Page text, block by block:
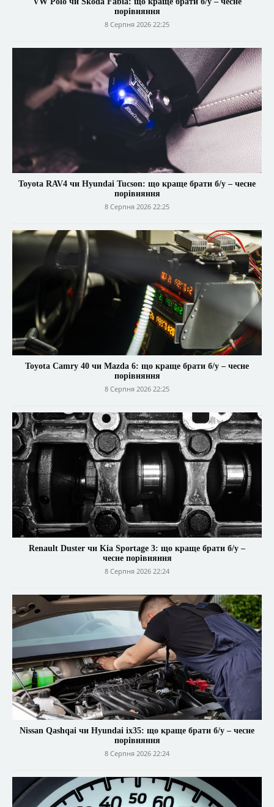
порівняння
8 Серпня 2026 22:25
Toyota RAV4 чи Hyundai Tucson: що краще брати б/у – чесне
порівняння
8 Серпня 2026 22:25
Toyota Camry 40 чи Mazda 6: що краще брати б/у – чесне
порівняння
8 Серпня 2026 22:25
Renault Duster чи Kia Sportage 3: що краще брати б/у –
чесне порівняння
8 Серпня 2026 22:24
Nissan Qashqai чи Hyundai ix35: що краще брати б/у – чесне
порівняння
8 Серпня 2026 22:24